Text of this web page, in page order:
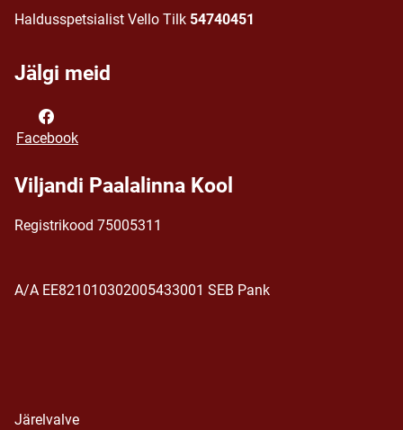
Haldusspetsialist Vello Tilk 54740451
Jälgi meid
Facebook
Viljandi Paalalinna Kool
Registrikood 75005311
A/A EE821010302005433001 SEB Pank
Järelvalve